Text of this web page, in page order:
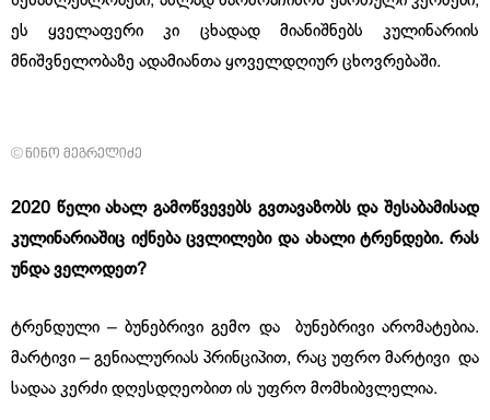
ეს ყველაფერი კი ცხადად მიანიშნებს კულინარიის
მნიშვნელობაზე ადამიანთა ყოველდღიურ ცხოვრებაში.
© ნინო მეგრელიძე
2020 წელი ახალ გამოწვევებს გვთავაზობს და შესაბამისად
კულინარიაშიც იქნება ცვლილები და ახალი ტრენდები.რას
უნდა ველოდეთ?
ტრენდული – ბუნებრივი გემო და ბუნებრივი არომატებია.
მარტივი – გენიალურიას პრინციპით, რაც უფრო მარტივი და
სადაა კერძი დღესდღეობით ის უფრო მომხიბვლელია.